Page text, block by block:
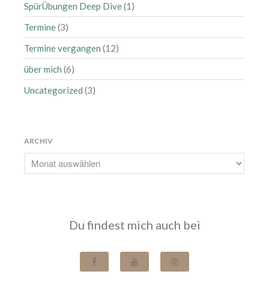
SpürÜbungen Deep Dive(1)
Termine(3)
Termine vergangen (12)
über mich (6)
Uncategorized (3)
ARCHIV
Du findest mich auch bei